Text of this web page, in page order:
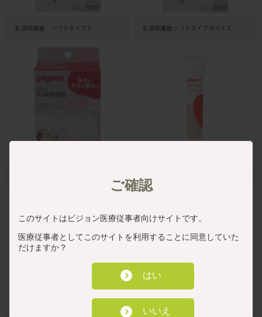
乳頭保護器 ソフトタイプ S 乳頭保護器 ソフトタイプ Mサイズ
ご確認
このサイトはピジョン医療従事者向けサイトです。
医療従事者としてこのサイトを利用することに同意していた
だけますか？
はい
いいえ